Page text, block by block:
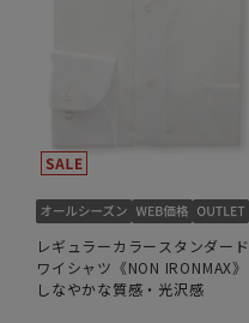
レギュラーカラースタンダード
ワイシャツ《NON IRONMAX》
しなやかな質感・光沢感